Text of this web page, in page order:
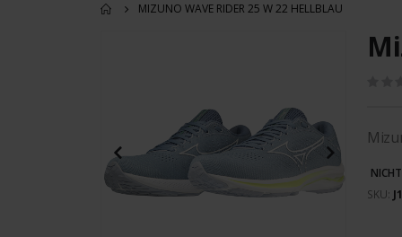
MIZUNO WAVE RIDER 25 W 22 HELLBLAU
SKU